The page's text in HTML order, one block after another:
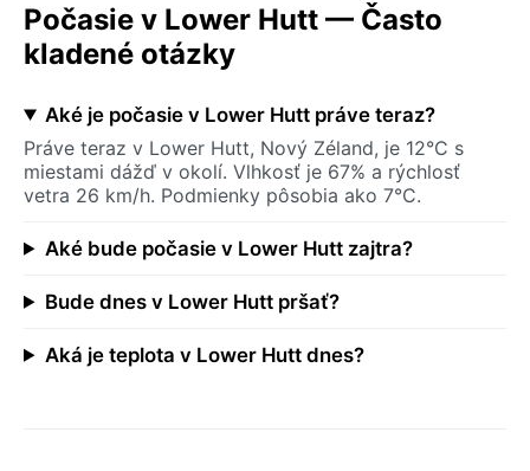
Počasie v Lower Hutt — Často
kladené otázky
Aké je počasie v Lower Hutt práve teraz?
Práve teraz v Lower Hutt, Nový Zéland, je 12°C s
miestami dážď v okolí. Vlhkosť je 67% a rýchlosť
vetra 26 km/h. Podmienky pôsobia ako 7°C.
Aké bude počasie v Lower Hutt zajtra?
Bude dnes v Lower Hutt pršať?
Aká je teplota v Lower Hutt dnes?